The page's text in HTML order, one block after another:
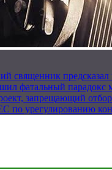
священник
фатальный парадокс
запрещающий
по урегулированию